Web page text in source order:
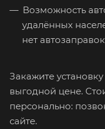
Возможность
удалённых
нет
Закажите
выгодной цене.
персонально:
сайте.